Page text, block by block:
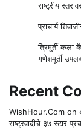
राष्ट्रीय
प्राचार्य
त्रिमुर्ती कला
गणेशमूर्ती
Recent
WishHour.Com on
राष्ट्रवादीचे ३७ स्टार